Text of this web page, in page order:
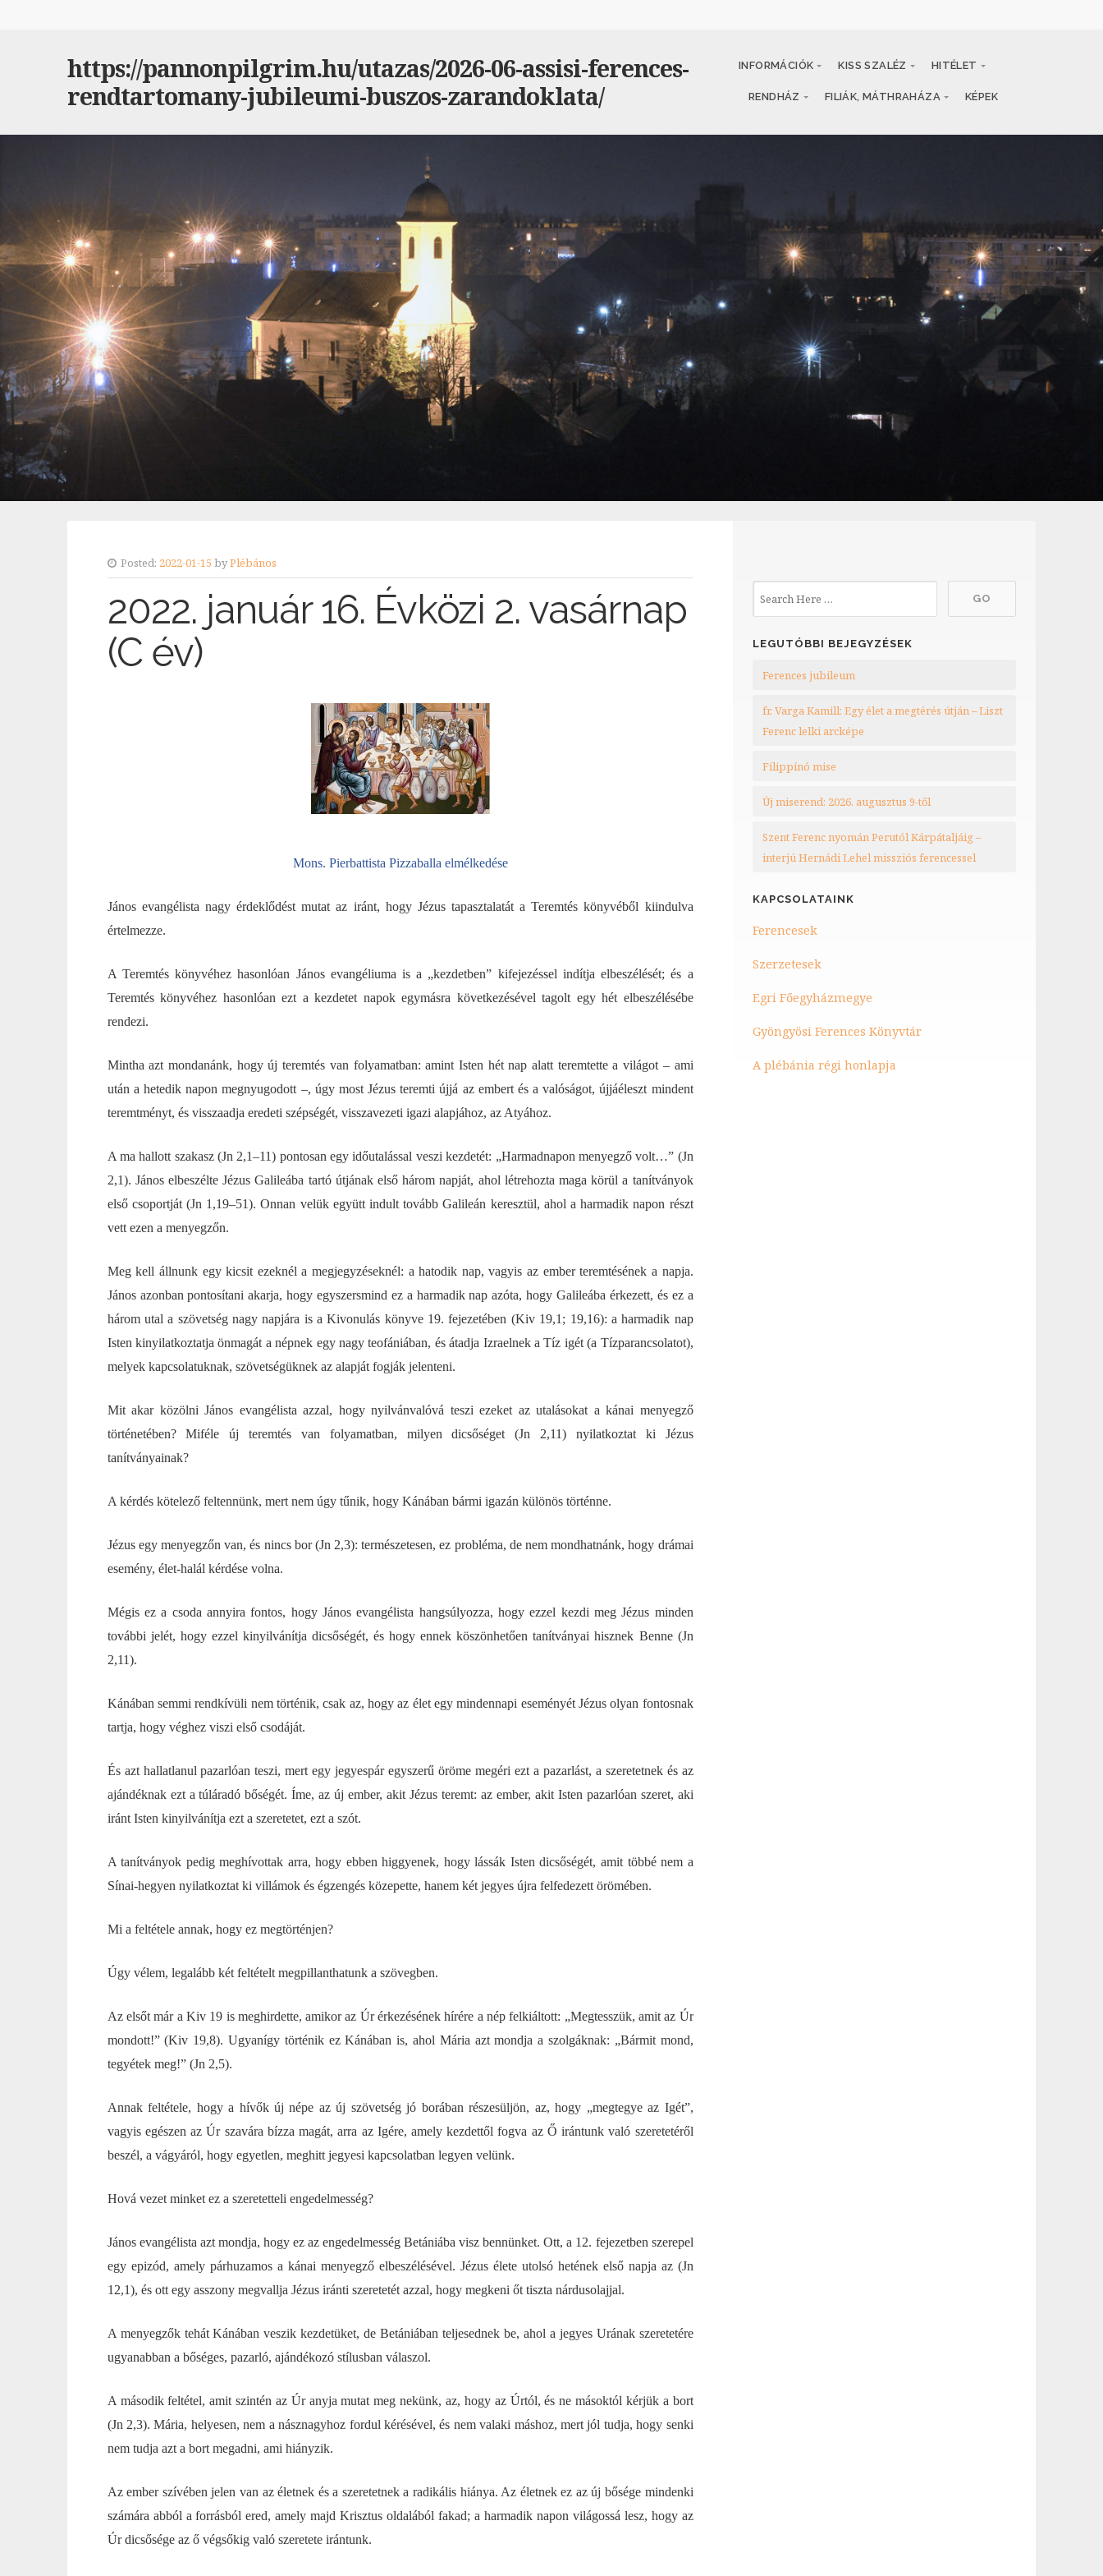
https://pannonpilgrim.hu/utazas/2026-06-assisi-ferences-
rendtartomany-jubileumi-buszos-zarandoklata/
INFORMÁCIÓK KISS SZALÉZ HITÉLET
RENDHÁZ FILIÁK, MÁTHRAHÁZA KÉPEK
Posted: 2022-01-15 byPlébános
2022. január 16. Évközi 2. vasárnap
(C év)
Mons. Pierbattista Pizzaballa elmélkedése
János evangélista nagy érdeklődést mutat az iránt, hogy Jézus tapasztalatát a Teremtés könyvéből kiindulva
értelmezze.
A Teremtés könyvéhez hasonlóan János evangéliuma is a „kezdetben” kifejezéssel indítja elbeszélését; és a
Teremtés könyvéhez hasonlóan ezt a kezdetet napok egymásra következésével tagolt egy hét elbeszélésébe
rendezi.
Mintha azt mondanánk, hogy új teremtés van folyamatban: amint Isten hét nap alatt teremtette a világot – ami
után a hetedik napon megnyugodott –, úgy most Jézus teremti újjá az embert és a valóságot, újjáéleszt mindent
teremtményt, és visszaadja eredeti szépségét, visszavezeti igazi alapjához, az Atyához.
A ma hallott szakasz (Jn 2,1–11) pontosan egy időutalással veszi kezdetét: „Harmadnapon menyegző volt…” (Jn
2,1). János elbeszélte Jézus Galileába tartó útjának első három napját, ahol létrehozta maga körül a tanítványok
első csoportját (Jn 1,19–51). Onnan velük együtt indult tovább Galileán keresztül, ahol a harmadik napon részt
vett ezen a menyegzőn.
Meg kell állnunk egy kicsit ezeknél a megjegyzéseknél: a hatodik nap, vagyis az ember teremtésének a napja.
János azonban pontosítani akarja, hogy egyszersmind ez a harmadik nap azóta, hogy Galileába érkezett, és ez a
három utal a szövetség nagy napjára is a Kivonulás könyve 19. fejezetében (Kiv 19,1; 19,16): a harmadik nap
Isten kinyilatkoztatja önmagát a népnek egy nagy teofániában, és átadja Izraelnek a Tíz igét (a Tízparancsolatot),
melyek kapcsolatuknak, szövetségüknek az alapját fogják jelenteni.
Mit akar közölni János evangélista azzal, hogy nyilvánvalóvá teszi ezeket az utalásokat a kánai menyegző
történetében? Miféle új teremtés van folyamatban, milyen dicsőséget (Jn 2,11) nyilatkoztat ki Jézus
tanítványainak?
A kérdés kötelező feltennünk, mert nem úgy tűnik, hogy Kánában bármi igazán különös történne.
Jézus egy menyegzőn van, és nincs bor (Jn 2,3): természetesen, ez probléma, de nem mondhatnánk, hogy drámai
esemény, élet-halál kérdése volna.
Mégis ez a csoda annyira fontos, hogy János evangélista hangsúlyozza, hogy ezzel kezdi meg Jézus minden
további jelét, hogy ezzel kinyilvánítja dicsőségét, és hogy ennek köszönhetően tanítványai hisznek Benne (Jn
2,11).
Kánában semmi rendkívüli nem történik, csak az, hogy az élet egy mindennapi eseményét Jézus olyan fontosnak
tartja, hogy véghez viszi első csodáját.
És azt hallatlanul pazarlóan teszi, mert egy jegyespár egyszerű öröme megéri ezt a pazarlást, a szeretetnek és az
ajándéknak ezt a túláradó bőségét. Íme, az új ember, akit Jézus teremt: az ember, akit Isten pazarlóan szeret, aki
iránt Isten kinyilvánítja ezt a szeretetet, ezt a szót.
A tanítványok pedig meghívottak arra, hogy ebben higgyenek, hogy lássák Isten dicsőségét, amit többé nem a
Sínai-hegyen nyilatkoztat ki villámok és égzengés közepette, hanem két jegyes újra felfedezett örömében.
Mi a feltétele annak, hogy ez megtörténjen?
Úgy vélem, legalább két feltételt megpillanthatunk a szövegben.
Az elsőt már a Kiv 19 is meghirdette, amikor az Úr érkezésének hírére a nép felkiáltott: „Megtesszük, amit az Úr
mondott!” (Kiv 19,8). Ugyanígy történik ez Kánában is, ahol Mária azt mondja a szolgáknak: „Bármit mond,
tegyétek meg!” (Jn 2,5).
Annak feltétele, hogy a hívők új népe az új szövetség jó borában részesüljön, az, hogy „megtegye az Igét”,
vagyis egészen az Úr szavára bízza magát, arra az Igére, amely kezdettől fogva az Ő irántunk való szeretetéről
beszél, a vágyáról, hogy egyetlen, meghitt jegyesi kapcsolatban legyen velünk.
Hová vezet minket ez a szeretetteli engedelmesség?
János evangélista azt mondja, hogy ez az engedelmesség Betániába visz bennünket. Ott, a 12. fejezetben szerepel
egy epizód, amely párhuzamos a kánai menyegző elbeszélésével. Jézus élete utolsó hetének első napja az (Jn
12,1), és ott egy asszony megvallja Jézus iránti szeretetét azzal, hogy megkeni őt tiszta nárdusolajjal.
A menyegzők tehát Kánában veszik kezdetüket, de Betániában teljesednek be, ahol a jegyes Urának szeretetére
ugyanabban a bőséges, pazarló, ajándékozó stílusban válaszol.
A második feltétel, amit szintén az Úr anyja mutat meg nekünk, az, hogy az Úrtól, és ne másoktól kérjük a bort
(Jn 2,3). Mária, helyesen, nem a násznagyhoz fordul kérésével, és nem valaki máshoz, mert jól tudja, hogy senki
nem tudja azt a bort megadni, ami hiányzik.
Az ember szívében jelen van az életnek és a szeretetnek a radikális hiánya. Az életnek ez az új bősége mindenki
számára abból a forrásból ered, amely majd Krisztus oldalából fakad; a harmadik napon világossá lesz, hogy az
Úr dicsősége az ő végsőkig való szeretete irántunk.
LEGUTÓBBI BEJEGYZÉSEK
Ferences jubileum
fr. Varga Kamill: Egy élet a megtérés útján – Liszt
Ferenc lelki arcképe
Filippínó mise
Új miserend: 2026. augusztus 9-től
Szent Ferenc nyomán Perutól Kárpátaljáig –
interjú Hernádi Lehel missziós ferencessel
KAPCSOLATAINK
Ferencesek
Szerzetesek
Egri Főegyházmegye
Gyöngyösi Ferences Könyvtár
A plébánia régi honlapja